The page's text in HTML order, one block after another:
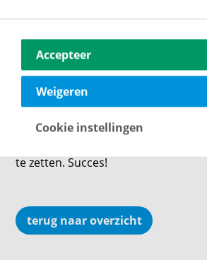
Moet je een hypotheek
dus met geleend geld. Dit
zich mee als de resultaten
Laat je goed informeren over de
beleggen in vastgoed
rendement te verhogen. Pas als je
hoogte bent van alle nadelen en
te zetten. Succes!
terug naar overzicht
Accepteer
Weigeren
Cookie instellingen